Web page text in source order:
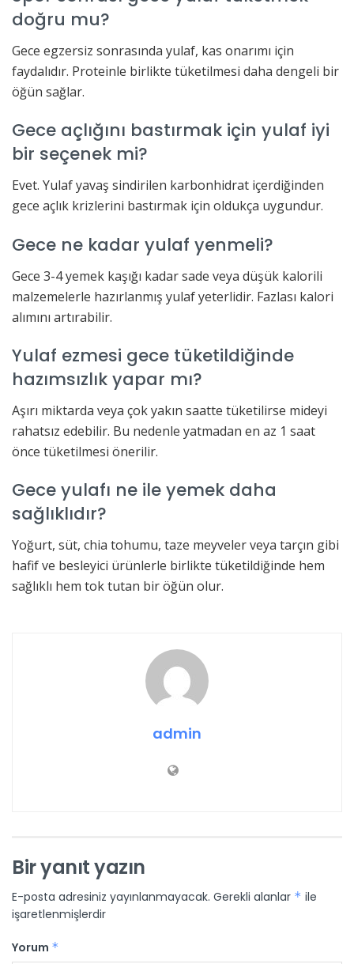
doğru mu?
Gece egzersiz sonrasında yulaf, kas onarımı için
faydalıdır. Proteinle birlikte tüketilmesi daha dengeli bir
öğün sağlar.
Gece açlığını bastırmak için yulaf iyi
bir seçenek mi?
Evet. Yulaf yavaş sindirilen karbonhidrat içerdiğinden
gece açlık krizlerini bastırmak için oldukça uygundur.
Gece ne kadar yulaf yenmeli?
Gece 3-4 yemek kaşığı kadar sade veya düşük kalorili
malzemelerle hazırlanmış yulaf yeterlidir. Fazlası kalori
alımını artırabilir.
Yulaf ezmesi gece tüketildiğinde
hazımsızlık yapar mı?
Aşırı miktarda veya çok yakın saatte tüketilirse mideyi
rahatsız edebilir. Bu nedenle yatmadan en az 1 saat
önce tüketilmesi önerilir.
Gece yulafı ne ile yemek daha
sağlıklıdır?
Yoğurt, süt, chia tohumu, taze meyveler veya tarçın gibi
hafif ve besleyici ürünlerle birlikte tüketildiğinde hem
sağlıklı hem tok tutan bir öğün olur.
admin
Bir yanıt yazın
E-posta adresiniz yayınlanmayacak. Gerekli alanlar * ile
işaretlenmişlerdir
Yorum *